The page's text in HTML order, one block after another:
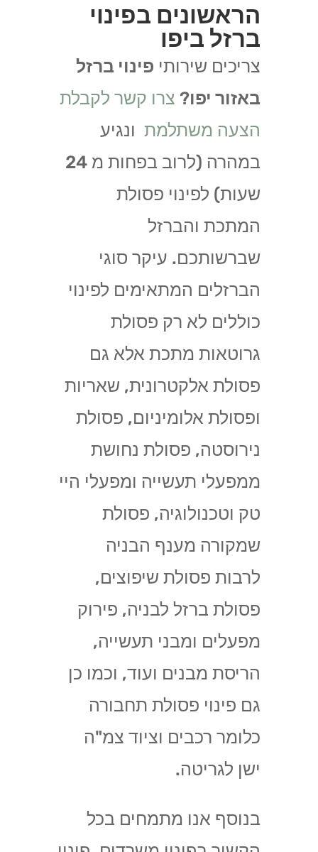
הראשונים בפינוי
ברזל ביפו
צריכים שירותי פינוי ברזל
באזור יפו? צרו קשר לקבלת
הצעה משתלמתונגיע
במהרה (לרוב בפחות מ 24
שעות) לפינוי פסולת
המתכת והברזל
שברשותכם. עיקר סוגי
הברזלים המתאימים לפינוי
כוללים לא רק פסולת
גרוטאות מתכת אלא גם
פסולת אלקטרונית, שאריות
ופסולת אלומיניום, פסולת
נירוסטה, פסולת נחושת
ממפעלי תעשייה ומפעלי היי
טק וטכנולוגיה, פסולת
שמקורה מענף הבניה
לרבות פסולת שיפוצים,
פסולת ברזל לבניה, פירוק
מפעלים ומבני תעשייה,
הריסת מבנים ועוד, וכמו כן
גם פינוי פסולת תחבורה
כלומר רכבים וציוד צמ"ה
ישן לגריטה.
בנוסף אנו מתמחים בכל